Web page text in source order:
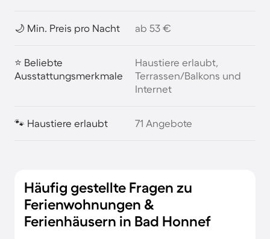
🌙 Min. Preis pro Nacht ab 53 €
⭐ Beliebte
Ausstattungsmerkmale
Haustiere erlaubt,
Terrassen/Balkons und
Internet
🐾 Haustiere erlaubt 71 Angebote
Häufig gestellte Fragen zu
Ferienwohnungen &
Ferienhäusern in Bad Honnef